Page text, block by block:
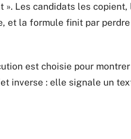
». Les candidats les copient,
et la formule finit par perdre
est choisie pour
inverse : elle signale un